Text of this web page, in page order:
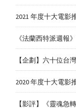
2021 年度十大電影
《法蘭西特派週報
【企劃】六十位台
2020 年度十大電影
【影評】《靈魂急